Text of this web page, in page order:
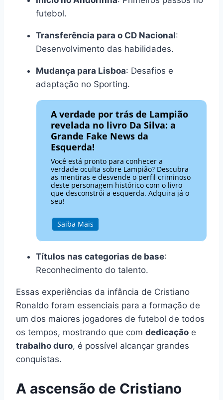
futebol.
Transferência para o CD Nacional:
Desenvolvimento das habilidades.
Mudança para Lisboa: Desafios e
adaptação no Sporting.
A verdade por trás de Lampião
revelada no livro Da Silva: a
Grande Fake News da
Esquerda!
Você está pronto para conhecer a
verdade oculta sobre Lampião? Descubra
as mentiras e desvende o perfil criminoso
deste personagem histórico com o livro
que desconstrói a esquerda. Adquira já o
seu!
Saiba Mais
Títulos nas categorias de base:
Reconhecimento do talento.
Essas experiências da infância de Cristiano
Ronaldo foram essenciais para a formação de
um dos maiores jogadores de futebol de todos
os tempos, mostrando que com dedicação e
trabalho duro, é possível alcançar grandes
conquistas.
A ascensão de Cristiano